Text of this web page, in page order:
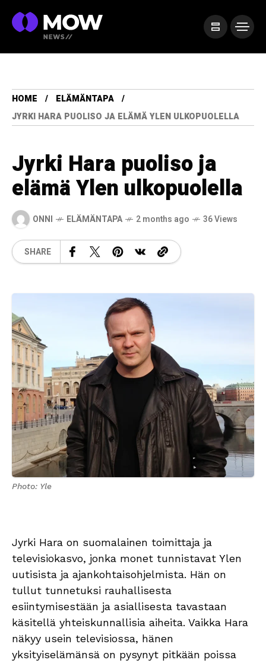
HOME
ELÄMÄNTAPA
JYRKI HARA PUOLISO JA ELÄMÄ YLEN ULKOPUOLELLA
Jyrki Hara puoliso ja
elämä Ylen ulkopuolella
ONNI ELÄMÄNTAPA 2 months ago 36 Views
SHARE
Photo: Yle
Jyrki Hara on suomalainen toimittaja ja
televisiokasvo, jonka monet tunnistavat Ylen
uutisista ja ajankohtaisohjelmista. Hän on
tullut tunnetuksi rauhallisesta
esiintymisestään ja asiallisesta tavastaan
käsitellä yhteiskunnallisia aiheita. Vaikka Hara
näkyy usein televisiossa, hänen
yksityiselämänsä on pysynyt pitkään poissa